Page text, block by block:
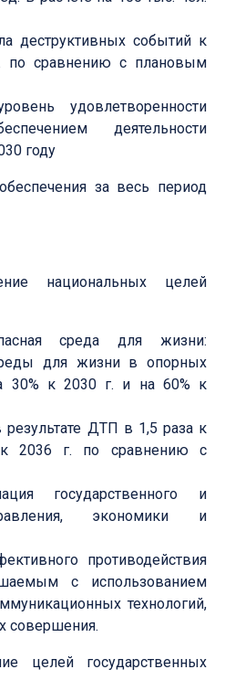
деструктивных событий к
по сравнению с плановым
удовлетворенности
деятельности
году
за весь период
национальных целей
среда для жизни:
для жизни в опорных
30% к 2030 г. и на 60% к
ДТП в 1,5 раза к
2036 г. по сравнению с
государственного и
экономики и
противодействия
с использованием
технологий,
совершения.
целей государственных